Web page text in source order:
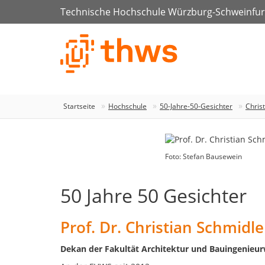
Technische Hochschule Würzburg-
Startseite Hochschule 50-Jahre-50-Gesichter
Foto: Stefan Bausewein
50 Jahre 50 Gesichter
Prof. Dr. Christian Schmidle
Dekan der Fakultät Architektur und